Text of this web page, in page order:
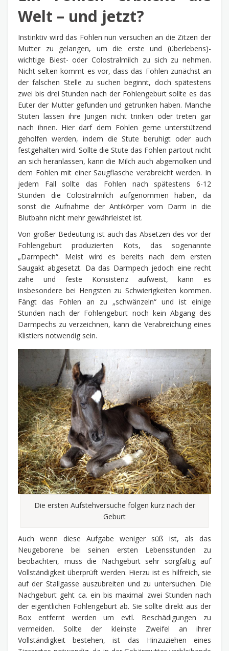
Welt – und jetzt?
Instinktiv wird das Fohlen nun versuchen an die Zitzen der
Mutter zu gelangen, um die erste und (überlebens)-
wichtige Biest- oder Colostralmilch zu sich zu nehmen.
Nicht selten kommt es vor, dass das Fohlen zunächst an
der falschen Stelle zu suchen beginnt, doch spätestens
zwei bis drei Stunden nach der Fohlengeburt sollte es das
Euter der Mutter gefunden und getrunken haben. Manche
Stuten lassen ihre Jungen nicht trinken oder treten gar
nach ihnen. Hier darf dem Fohlen gerne unterstützend
geholfen werden, indem die Stute beruhigt oder auch
festgehalten wird. Sollte die Stute das Fohlen partout nicht
an sich heranlassen, kann die Milch auch abgemolken und
dem Fohlen mit einer Saugflasche verabreicht werden. In
jedem Fall sollte das Fohlen nach spätestens 6-12
Stunden die Colostralmilch aufgenommen haben, da
sonst die Aufnahme der Antikörper vom Darm in die
Blutbahn nicht mehr gewährleistet ist.
Von großer Bedeutung ist auch das Absetzen des vor der
Fohlengeburt produzierten Kots, das sogenannte
„Darmpech“. Meist wird es bereits nach dem ersten
Saugakt abgesetzt. Da das Darmpech jedoch eine recht
zähe und feste Konsistenz aufweist, kann es
insbesondere bei Hengsten zu Schwierigkeiten kommen.
Fängt das Fohlen an zu „schwänzeln“ und ist einige
Stunden nach der Fohlengeburt noch kein Abgang des
Darmpechs zu verzeichnen, kann die Verabreichung eines
Klistiers notwendig sein.
Die ersten Aufstehversuche folgen kurz nach der
Geburt
Auch wenn diese Aufgabe weniger süß ist, als das
Neugeborene bei seinen ersten Lebensstunden zu
beobachten, muss die Nachgeburt sehr sorgfältig auf
Vollständigkeit überprüft werden. Hierzu ist es hilfreich, sie
auf der Stallgasse auszubreiten und zu untersuchen. Die
Nachgeburt geht ca. ein bis maximal zwei Stunden nach
der eigentlichen Fohlengeburt ab. Sie sollte direkt aus der
Box entfernt werden um evtl. Beschädigungen zu
vermeiden. Sollte der kleinste Zweifel an ihrer
Vollständigkeit bestehen, ist das Hinzuziehen eines